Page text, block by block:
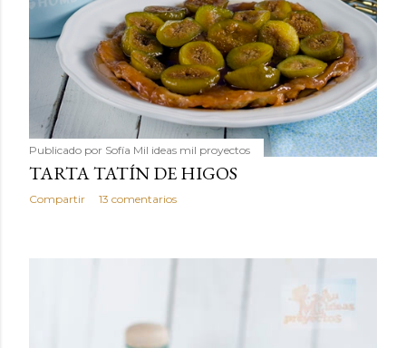
Publicado por Sofía Mil ideas mil proyectos
TARTA TATÍN DE HIGOS
Compartir 13 comentarios